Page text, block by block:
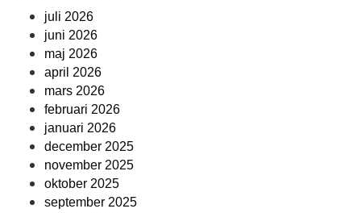
juli 2026
juni 2026
maj 2026
april 2026
mars 2026
februari 2026
januari 2026
december 2025
november 2025
oktober 2025
september 2025